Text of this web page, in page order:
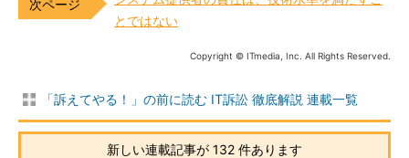
とではない
Copyright © ITmedia, Inc. All Rights Reserved.
「訴えてやる！」の前に読む IT訴訟 徹底解説 連載一覧
新しい連載記事が 132 件あります